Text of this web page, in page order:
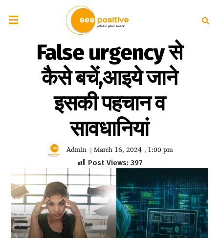
False urgency से
कैसे बचें,आइये जाने
इसकी पहचान व
सावधानियां
Admin | March 16, 2024 , 1:00 pm
Post Views: 397